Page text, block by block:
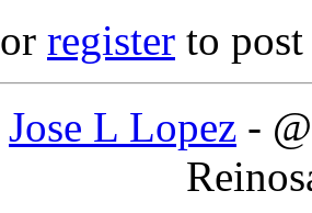
or register to
Jose L Lopez -